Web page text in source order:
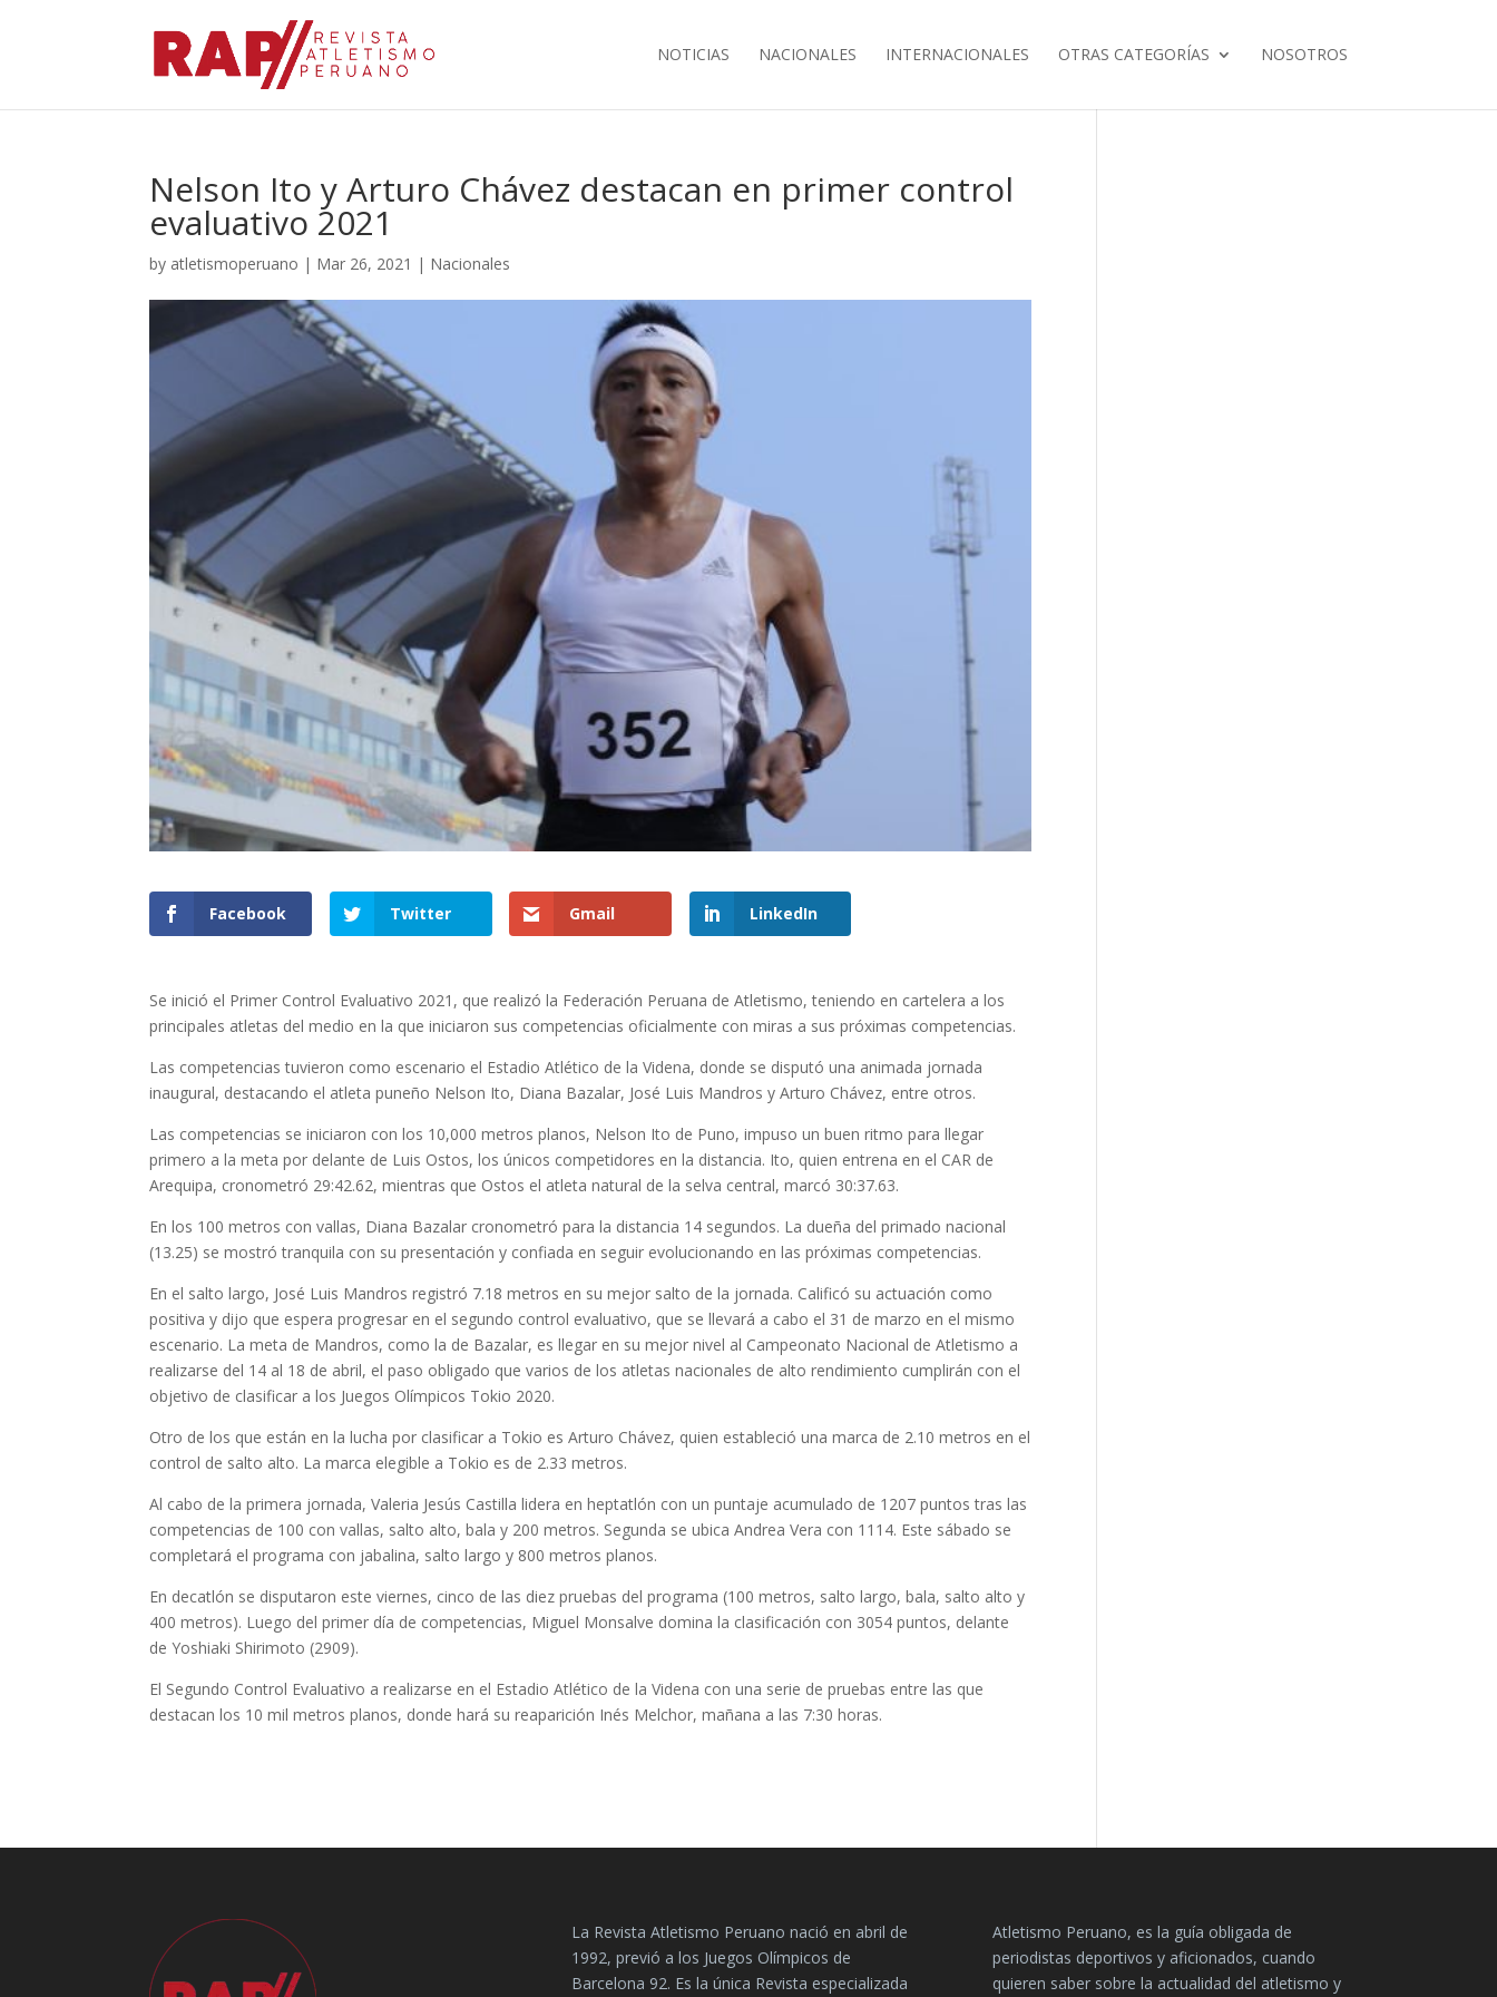
NOTICIAS NACIONALES INTERNACIONALES OTRAS CATEGORÍAS NOSOTROS
Nelson Ito y Arturo Chávez destacan en primer control
evaluativo 2021
by atletismoperuano | Mar 26, 2021 | Nacionales
Facebook Twitter Gmail LinkedIn
Se inició el Primer Control Evaluativo 2021, que realizó la Federación Peruana de Atletismo, teniendo en cartelera a los
principales atletas del medio en la que iniciaron sus competencias oficialmente con miras a sus próximas competencias.
Las competencias tuvieron como escenario el Estadio Atlético de la Videna, donde se disputó una animada jornada
inaugural, destacando el atleta puneño Nelson Ito, Diana Bazalar, José Luis Mandros y Arturo Chávez, entre otros.
Las competencias se iniciaron con los 10,000 metros planos, Nelson Ito de Puno, impuso un buen ritmo para llegar
primero a la meta por delante de Luis Ostos, los únicos competidores en la distancia. Ito, quien entrena en el CAR de
Arequipa, cronometró 29:42.62, mientras que Ostos el atleta natural de la selva central, marcó 30:37.63.
En los 100 metros con vallas, Diana Bazalar cronometró para la distancia 14 segundos. La dueña del primado nacional
(13.25) se mostró tranquila con su presentación y confiada en seguir evolucionando en las próximas competencias.
En el salto largo, José Luis Mandros registró 7.18 metros en su mejor salto de la jornada. Calificó su actuación como
positiva y dijo que espera progresar en el segundo control evaluativo, que se llevará a cabo el 31 de marzo en el mismo
escenario. La meta de Mandros, como la de Bazalar, es llegar en su mejor nivel al Campeonato Nacional de Atletismo a
realizarse del 14 al 18 de abril, el paso obligado que varios de los atletas nacionales de alto rendimiento cumplirán con el
objetivo de clasificar a los Juegos Olímpicos Tokio 2020.
Otro de los que están en la lucha por clasificar a Tokio es Arturo Chávez, quien estableció una marca de 2.10 metros en el
control de salto alto. La marca elegible a Tokio es de 2.33 metros.
Al cabo de la primera jornada, Valeria Jesús Castilla lidera en heptatlón con un puntaje acumulado de 1207 puntos tras las
competencias de 100 con vallas, salto alto, bala y 200 metros. Segunda se ubica Andrea Vera con 1114. Este sábado se
completará el programa con jabalina, salto largo y 800 metros planos.
En decatlón se disputaron este viernes, cinco de las diez pruebas del programa (100 metros, salto largo, bala, salto alto y
400 metros). Luego del primer día de competencias, Miguel Monsalve domina la clasificación con 3054 puntos, delante
de Yoshiaki Shirimoto (2909).
El Segundo Control Evaluativo a realizarse en el Estadio Atlético de la Videna con una serie de pruebas entre las que
destacan los 10 mil metros planos, donde hará su reaparición Inés Melchor, mañana a las 7:30 horas.
La Revista Atletismo Peruano nació en abril de
1992, previó a los Juegos Olímpicos de
Barcelona 92. Es la única Revista especializada
Atletismo Peruano, es la guía obligada de
periodistas deportivos y aficionados, cuando
quieren saber sobre la actualidad del atletismo y